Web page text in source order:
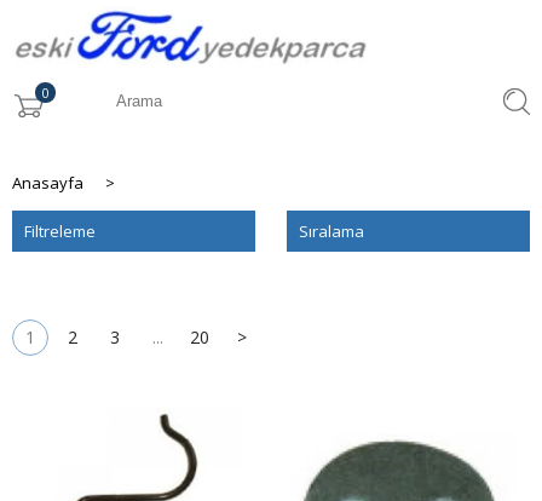
0
Anasayfa >
Filtreleme Sıralama
1 2 3 ... 20 >